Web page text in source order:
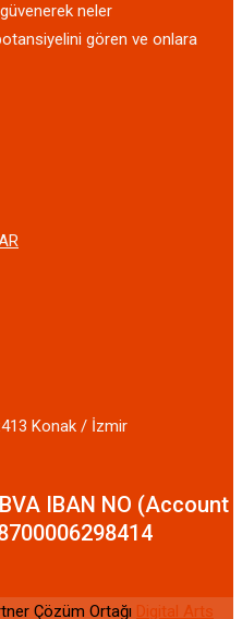
neler
gören ve onlara
Konak / İzmir
IBAN NO (Account
Çözüm Ortağı Digital Arts